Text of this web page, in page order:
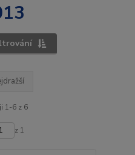
1-6 z 6
z 1